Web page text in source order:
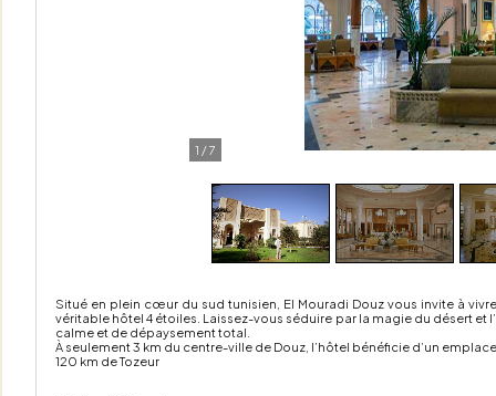
1 /7
Situé en plein cœur du sud tunisien, El Mouradi Douz vous invite à
véritable hôtel 4 étoiles. Laissez-vous séduire par la magie du désert
calme et de dépaysement total.
À seulement 3 km du centre-ville de Douz, l’hôtel bénéficie d’un
120 km de Tozeur